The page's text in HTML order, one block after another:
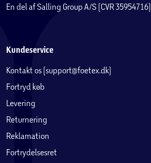
En del af Salling Group A/S (CVR 35954716)
Kundeservice
Kontakt os (support@foetex.dk)
Fortryd køb
Levering
Returnering
Reklamation
Fortrydelsesret